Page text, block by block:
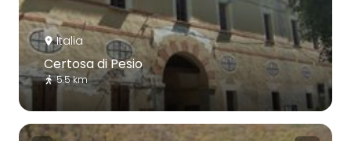
Italia
Certosa di Pesio
5.5 km